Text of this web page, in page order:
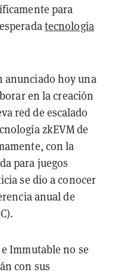
para
tecnología
anunciado hoy una
en la creación
red de escalado
zkEVM de
con la
para juegos
se dio a conocer
anual de
Immutable no se
con sus